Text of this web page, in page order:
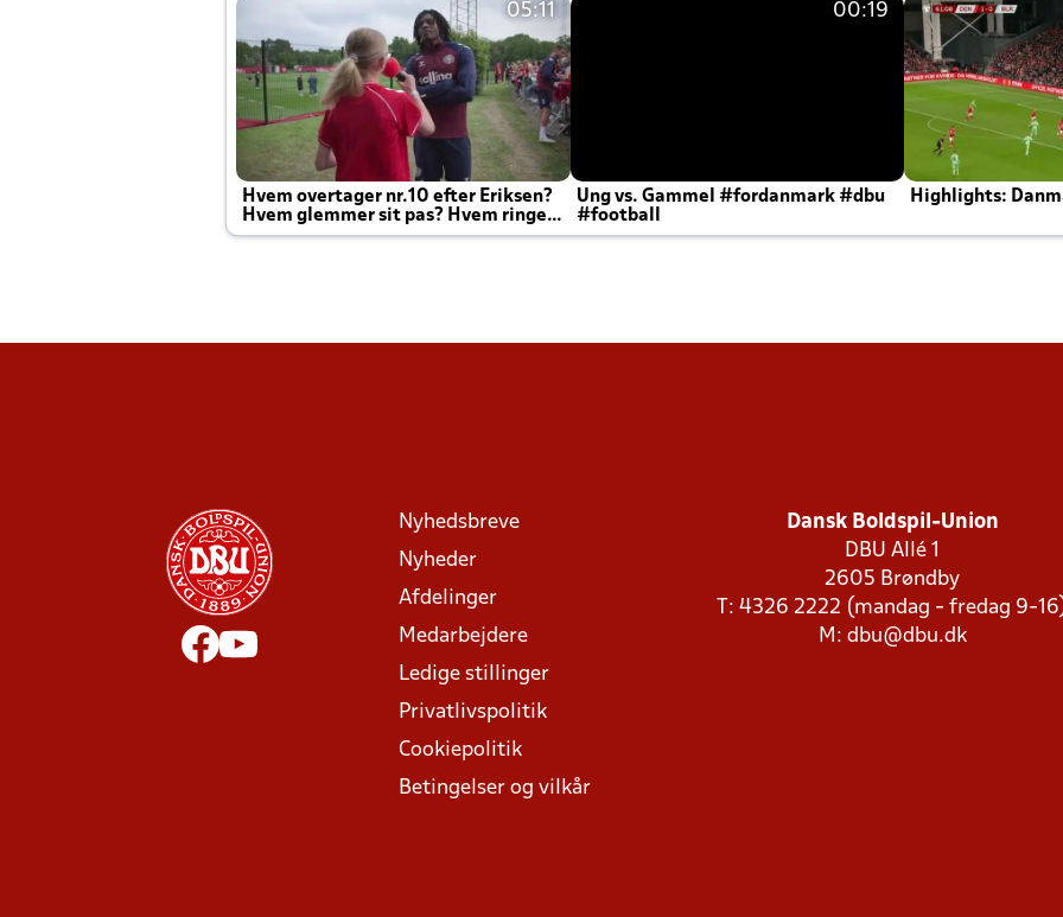
05:11
Hvem overtager nr.10 efter Eriksen?
Hvem glemmer sit pas? Hvem ringer
Joachim altid til efter kampe?
00:19
Ung vs. Gammel #fordanmark #dbu
#football
Highlights:
Nyhedsbreve
Nyheder
Afdelinger
Medarbejdere
Ledige stillinger
Privatlivspolitik
Cookiepolitik
Betingelser og vilkår
Dansk Boldspil-Union
DBU Allé 1
2605 Brøndby
T: 4326 2222 (mandag - fredag 9-
M: dbu@dbu.dk